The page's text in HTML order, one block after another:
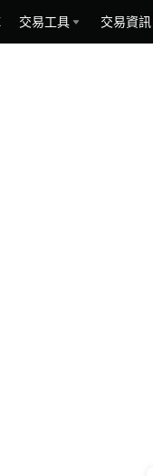
交易工具 交易資訊